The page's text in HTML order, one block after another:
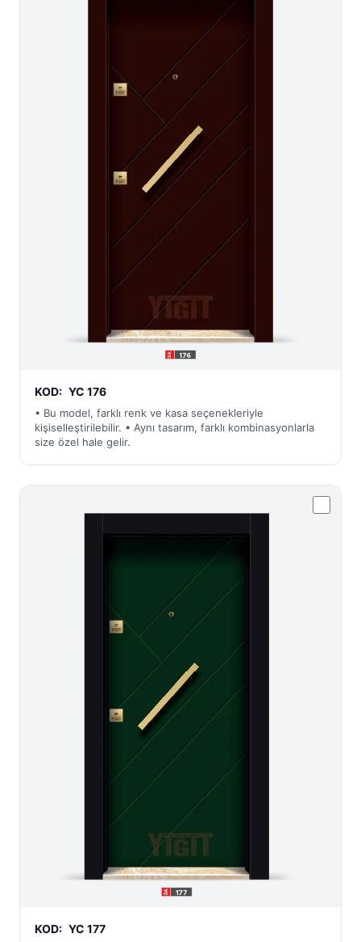
KOD: YC 176
• Bu model, farklı renk ve kasa seçenekleriyle
kişiselleştirilebilir. • Aynı tasarım, farklı kombinasyonlarla
size özel hale gelir.
KOD: YC 177